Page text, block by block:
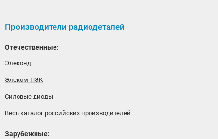
Производители радиодеталей
Отечественные:
Элеконд
Элеком-ПЭК
Силовые диоды
Весь каталог российских производителей
Зарубежные: